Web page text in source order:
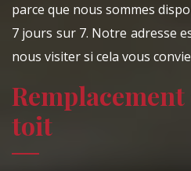
parce que nous sommes
7 jours sur 7. Notre adresse
nous visiter si cela vous
toit